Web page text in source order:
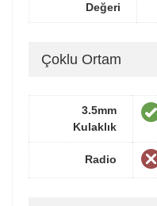
Değeri
Çoklu Ortam
3.5mm
Kulaklık
Radio